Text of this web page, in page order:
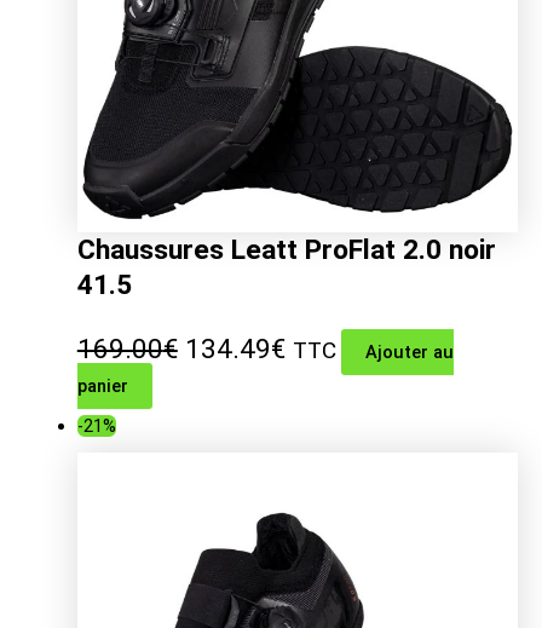
Chaussures Leatt ProFlat 2.0 noir
41.5
169.00€ Le
169.00€.
134.49€Le
134.49€.
TTC
Ajouter au
panier
-21%